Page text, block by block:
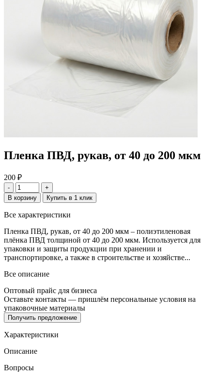
Пленка ПВД, рукав, от 40 до 200 мкм
200 ₽
-
+
В корзину
Купить в 1 клик
Все характеристики
Пленка ПВД, рукав, от 40 до 200 мкм – полиэтиленовая
плёнка ПВД толщиной от 40 до 200 мкм. Используется для
упаковки и защиты продукции при хранении и
транспортировке, а также в строительстве и хозяйстве...
Все описание
Оптовый прайс для бизнеса
Оставьте контакты — пришлём персональные условия на
упаковочные материалы
Получить предложение
Характеристики
Описание
Вопросы